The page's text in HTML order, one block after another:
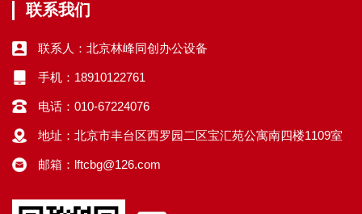
联系我们
联系人：北京林峰同创办公设备
手机：18910122761
电话：010-67224076
地址：北京市丰台区西罗园二区宝汇苑公寓南四楼1109室
邮箱：lftcbg@126.com